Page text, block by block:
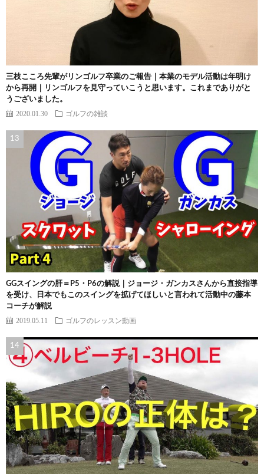
三枝こころ先輩がリンゴルフ卒業のご報告｜本業のモデル活動は年明け
から再開｜リンゴルフを見守っていこうと思います。これまでありがと
うございました。
2020.01.30 ゴルフの雑談
GGスイングの肝＝P5・P6の解説｜ジョージ・ガンカスさんから直接指導
を受け、日本でもこのスイングを拡げてほしいと言われて活動中の藤本
コーチが解説
2019.05.11 ゴルフのレッスン動画